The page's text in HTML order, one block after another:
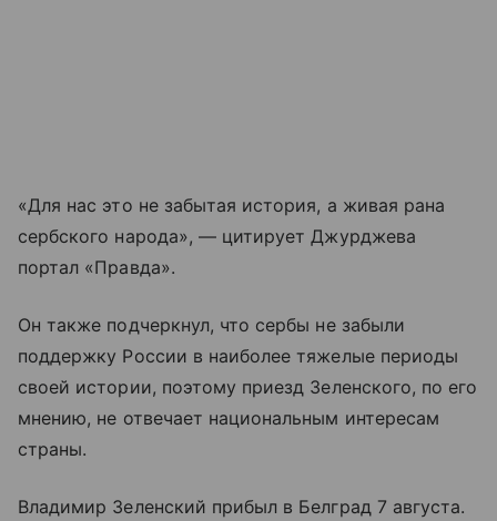
«Для нас это не забытая история, а живая рана
сербского народа», — цитирует Джурджева
портал «Правда».
Он также подчеркнул, что сербы не забыли
поддержку России в наиболее тяжелые периоды
своей истории, поэтому приезд Зеленского, по его
мнению, не отвечает национальным интересам
страны.
Владимир Зеленский прибыл в Белград 7 августа.